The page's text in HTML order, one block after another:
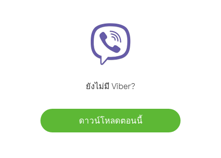
ยังไม่มี Viber?
ดาวน์โหลดตอนนี้